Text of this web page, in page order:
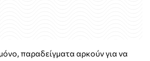
παραδείγματα αρκούν για να